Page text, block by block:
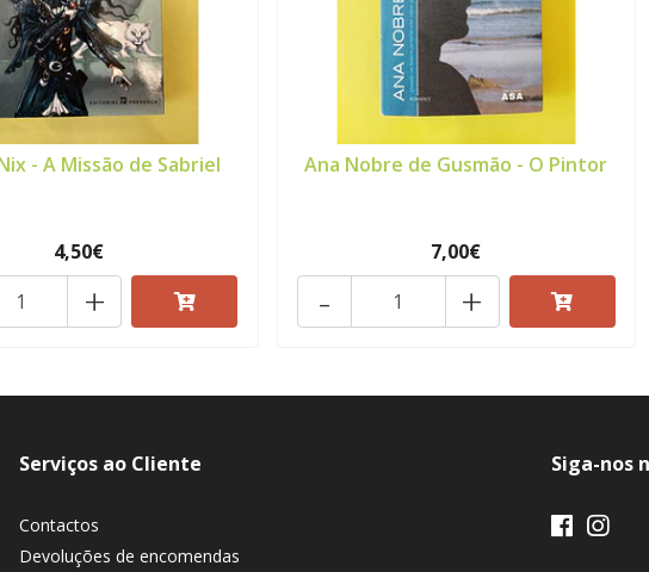
- A Missão de Sabriel
4,50€
+
Ana Nobre de Gusmão - O Pintor
7,00€
+
-
Serviços ao Cliente
Contactos
Devoluções de encomendas
Siga-nos